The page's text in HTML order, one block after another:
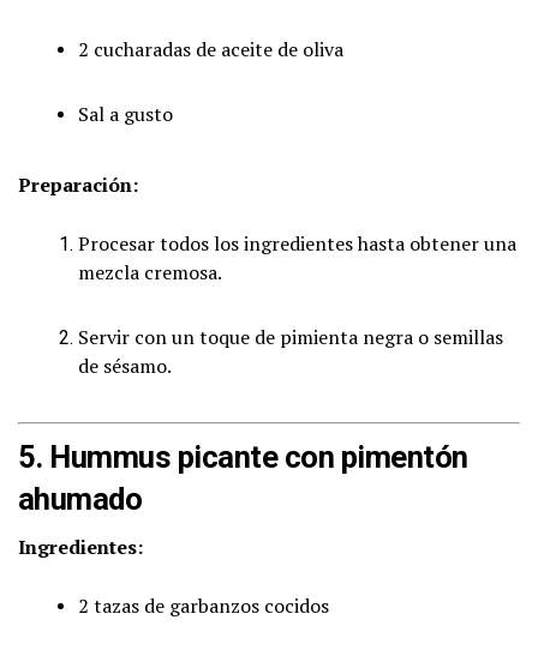
2 cucharadas de aceite de oliva
Sal a gusto
Preparación:
Procesar todos los ingredientes hasta obtener una
mezcla cremosa.
Servir con un toque de pimienta negra o semillas
de sésamo.
5. Hummus picante con pimentón
ahumado
Ingredientes:
2 tazas de garbanzos cocidos